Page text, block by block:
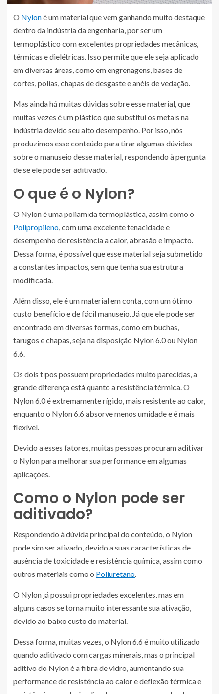
O Nyloné um material que vem ganhando muito destaque
dentro da indústria da engenharia, por ser um
termoplástico com excelentes propriedades mecânicas,
térmicas e dielétricas. Isso permite que ele seja aplicado
em diversas áreas, como em engrenagens, bases de
cortes, polias, chapas de desgaste e anéis de vedação.
Mas ainda há muitas dúvidas sobre esse material, que
muitas vezes é um plástico que substitui os metais na
indústria devido seu alto desempenho. Por isso, nós
produzimos esse conteúdo para tirar algumas dúvidas
sobre o manuseio desse material, respondendo à pergunta
de se ele pode ser aditivado.
O que é o Nylon?
O Nylon é uma poliamida termoplástica, assim como o
Polipropileno , com uma excelente tenacidade e
desempenho de resistência a calor, abrasão e impacto.
Dessa forma, é possível que esse material seja submetido
a constantes impactos, sem que tenha sua estrutura
modificada.
Além disso, ele é um material em conta, com um ótimo
custo benefício e de fácil manuseio. Já que ele pode ser
encontrado em diversas formas, como em buchas,
tarugos e chapas, seja na disposição Nylon 6.0 ou Nylon
6.6.
Os dois tipos possuem propriedades muito parecidas, a
grande diferença está quanto a resistência térmica. O
Nylon 6.0 é extremamente rígido, mais resistente ao calor,
enquanto o Nylon 6.6 absorve menos umidade e é mais
flexível.
Devido a esses fatores, muitas pessoas procuram aditivar
o Nylon para melhorar sua performance em algumas
aplicações.
Como o Nylon pode ser
aditivado?
Respondendo à dúvida principal do conteúdo, o Nylon
pode sim ser ativado, devido a suas características de
ausência de toxicidade e resistência química, assim como
outros materiais como o Poliuretano
O Nylon já possui propriedades excelentes, mas em
alguns casos se torna muito interessante sua ativação,
devido ao baixo custo do material.
Dessa forma, muitas vezes, o Nylon 6.6 é muito utilizado
quando aditivado com cargas minerais, mas o principal
aditivo do Nylon é a fibra de vidro, aumentando sua
performance de resistência ao calor e deflexão térmica e